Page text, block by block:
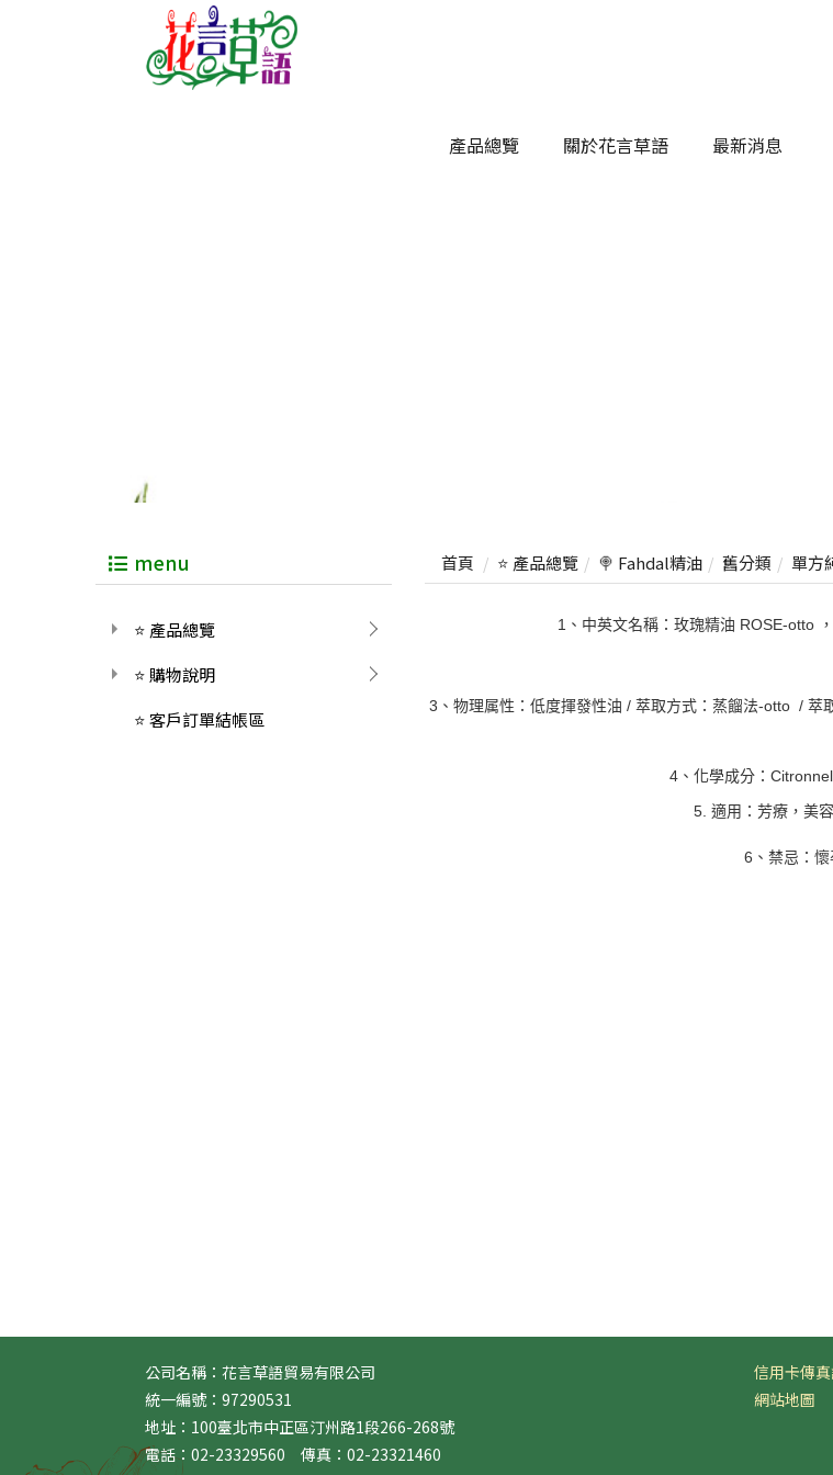
產品總覽 關於花言草語 最新消息
menu
⭐ 產品總覽
⭐ 購物說明
⭐ 客戶訂單結帳區
首頁 ⭐ 產品總覽 🍭 Fahdal精油 舊分類 單方
1、中英文名稱：玫瑰精油 ROSE-otto
3、物理属性：低度揮發性油 / 萃取方式：蒸餾法-otto /
4、化學成分：
5. 適用：芳療，美
6、禁忌：懷
公司名稱：花言草語貿易有限公司
統一編號：97290531
地址：100臺北市中正區汀州路1段266-268號
電話：02-23329560 傳真：02-23321460
信用卡傳
網站地圖